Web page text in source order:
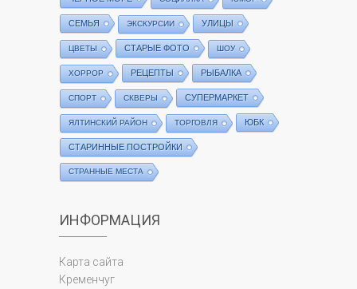
СЕМЬЯ ЭКСКУРСИИ УЛИЦЫ
ЦВЕТЫ СТАРЫЕ ФОТО ШОУ
ХОРРОР РЕЦЕПТЫ РЫБАЛКА
СПОРТ СКВЕРЫ СУПЕРМАРКЕТ
ЯЛТИНСКИЙ РАЙОН ТОРГОВЛЯ ЮБК
СТАРИННЫЕ ПОСТРОЙКИ
СТРАННЫЕ МЕСТА
ИНФОРМАЦИЯ
Карта сайта
Кременчуг